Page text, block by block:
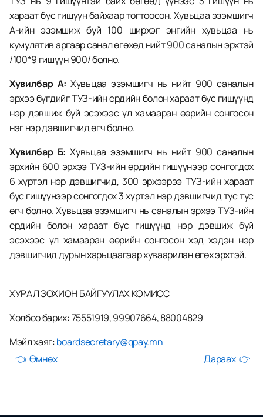
хараат бус гишүүн байхаар тогтоосон. Хувьцаа эзэмшигч
А-ийн эзэмшиж буй 100 ширхэг энгийн хувьцаа нь
кумулятив аргаар санал өгөхөд нийт 900 саналын эрхтэй
/100*9 гишүүн 900/ болно.
Хувилбар А: Хувьцаа эзэмшигч нь нийт 900 саналын
эрхээ бүгдийг ТУЗ-ийн ердийн болон хараат бус гишүүнд
нэр дэвшиж буй эсэхээс үл хамааран өөрийн сонгосон
нэг нэр дэвшигчид өгч болно.
Хувилбар Б: Хувьцаа эзэмшигч нь нийт 900 саналын
эрхийн 600 эрхээ ТУЗ-ийн ердийн гишүүнээр сонгогдох
6 хүртэл нэр дэвшигчид, 300 эрхээрээ ТУЗ-ийн хараат
бус гишүүнээр сонгогдох 3 хүртэл нэр дэвшигчид тус тус
өгч болно. Хувьцаа эзэмшигч нь саналын эрхээ ТУЗ-ийн
ердийн болон хараат бус гишүүнд нэр дэвшиж буй
эсэхээс үл хамааран өөрийн сонгосон хэд хэдэн нэр
дэвшигчид дурын харьцаагаар хуваарилан өгөх эрхтэй.
ХУРАЛ ЗОХИОН БАЙГУУЛАХ КОМИСС
Холбоо барих: 75551919, 99907664, 88004829
Мэйл хаяг: boardsecretary@qpay.mn
👈  Өмнөх
Дараах  👉